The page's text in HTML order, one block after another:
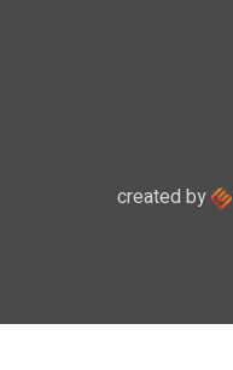
created by